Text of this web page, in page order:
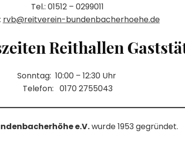
Tel.: 01512 – 0299011
rvb@reitverein-bundenbacherhoehe.de
Reithallen
Sonntag: 10:00 – 12:30 Uhr
Telefon: 0170 2755043
e.V.wurde 1953 gegründet.​